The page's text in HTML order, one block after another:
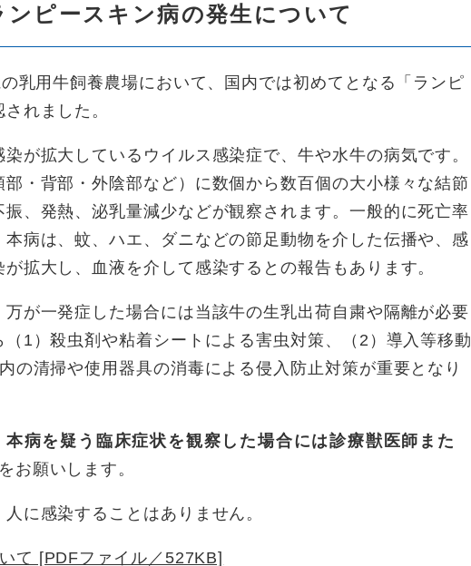
ンピースキン病の発生について
乳用牛飼養農場において、国内では初めてとなる「ランピ
れました。
が拡大しているウイルス感染症で、牛や水牛の病気です。
・背部・外陰部など）に数個から数百個の大小様々な結節
、発熱、泌乳量減少などが観察されます。一般的に死亡率
病は、蚊、ハエ、ダニなどの節足動物を介した伝播や、感
拡大し、血液を介して感染するとの報告もあります。
万が一発症した場合には当該牛の生乳出荷自粛や隔離が必要
1）殺虫剤や粘着シートによる害虫対策、（2）導入等移動
の清掃や使用器具の消毒による侵入防止対策が重要となり
本病を疑う臨床症状を観察した場合には診療獣医師また
をお願いします。
に感染することはありません。
て [PDFファイル／527KB]